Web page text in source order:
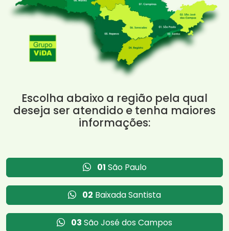
Escolha abaixo a região pela qual
deseja ser atendido e tenha maiores
informações:
01 São Paulo
02 Baixada Santista
03 São José dos Campos